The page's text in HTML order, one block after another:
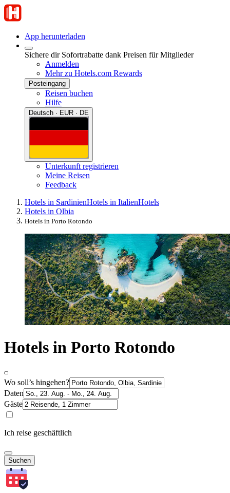
App herunterladen
Sichere dir Sofortrabatte dank Preisen für Mitglieder
Anmelden
Mehr zu Hotels.com Rewards
Posteingang
Reisen buchen
Hilfe
Deutsch · EUR · DE
Unterkunft registrieren
Meine Reisen
Feedback
Hotels in SardinienHotels in ItalienHotels
Hotels in Olbia
Hotels in Porto Rotondo
Hotels in Porto Rotondo
Wo soll’s hingehen?
Daten
Gäste
Ich reise geschäftlich
Suchen